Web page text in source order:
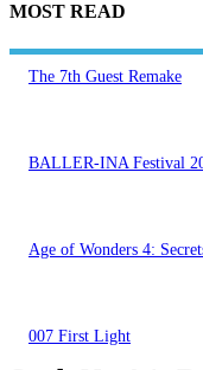
MOST READ
The 7th Guest Remake
BALLER-INA Festival
Age of Wonders 4:
007 First Light